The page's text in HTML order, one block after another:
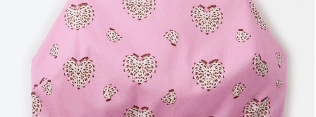
Novidades
Ver tudo
Roupas
Roupas
Bazar
FARM Etc